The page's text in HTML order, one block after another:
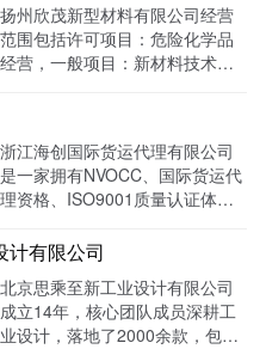
扬州欣茂新型材料有限公司经营
范围包括许可项目：危险化学品
经营，一般项目：新材料技术研
品展示的主要目的，目前全网曝
光量：992915次。
浙江海创国际货运代理有限公司
是一家拥有NVOCC、国际货运代
理资格、ISO9001质量认证体系
公司。 官网上线一年多，全网曝
光量：226958次。
计有限公司
北京思乘至新工业设计有限公司
成立14年，核心团队成员深耕工
业设计，落地了2000余款，包括